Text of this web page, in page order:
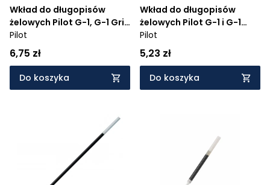
Wkład do długopisów
żelowych Pilot G-1, G-1 Grip
- niebieski (BLS-G1-5-NF-L)
Pilot
6,75 zł
Do koszyka
Wkład do długopisów
żelowych Pilot G-1 i G-1
Grip czerwony (BLS-G1-5-
NF-R)
Pilot
5,23 zł
Do koszyka